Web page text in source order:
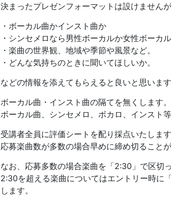
決まったプレゼンフォーマットは設けませんが
・ボーカル曲かインスト曲か
・シンセメロなら男性ボーカルか女性ボーカル
・楽曲の世界観、地域や季節や風景など。
・どんな気持ちのときに聞いてほしいか。
などの情報を添えてもらえると良いと思います
ボーカル曲・インスト曲の隔てを無くします。
ボーカル曲、シンセメロ、ボカロ、インスト
受講者全員に評価シートを配り採点いたします
応募楽曲数が多数の場合早めに締め切ること
なお、応募多数の場合楽曲を「2:30」で区切
2:30を超える楽曲についてはエントリー時
します。